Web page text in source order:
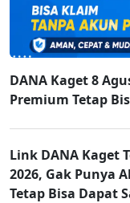
DANA Kaget 8
Premium Tetap
Link DANA Kaget
2026, Gak Punya
Tetap Bisa Dapat